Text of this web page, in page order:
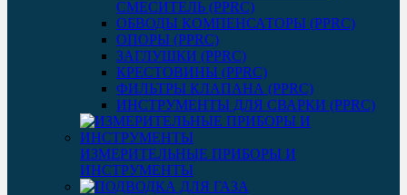
СМЕСИТЕЛЬ (PPRC)
ОБВОДЫ КОМПЕНСАТОРЫ (PPRC)
ОПОРЫ (PPRC)
ЗАГЛУШКИ (PPRC)
КРЕСТОВИНЫ (PPRC)
ФИЛЬТРЫ КЛАПАНА (PPRC)
ИНСТРУМЕНТЫ ДЛЯ СВАРКИ (PPRC)
ИЗМЕРИТЕЛЬНЫЕ ПРИБОРЫ И
ИНСТРУМЕНТЫ